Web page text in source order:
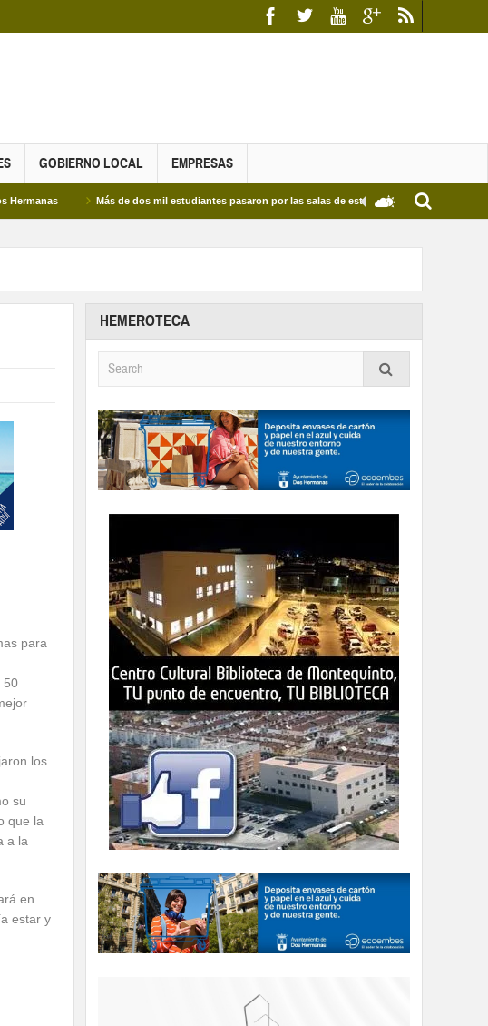
GOBIERNO LOCAL EMPRESAS
Más de dos mil estudiantes pasaron por las salas de estudio de las Bibliotecas
para
50
los
su
que la
a la
en
estar y
HEMEROTECA